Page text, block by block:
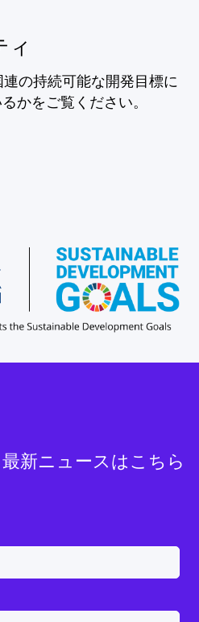
ィ
の持続可能な開発目標に
かをご覧ください。
新ニュースはこちら